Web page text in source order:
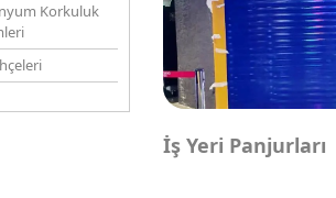
Korkuluk
İş Yeri Panjurları